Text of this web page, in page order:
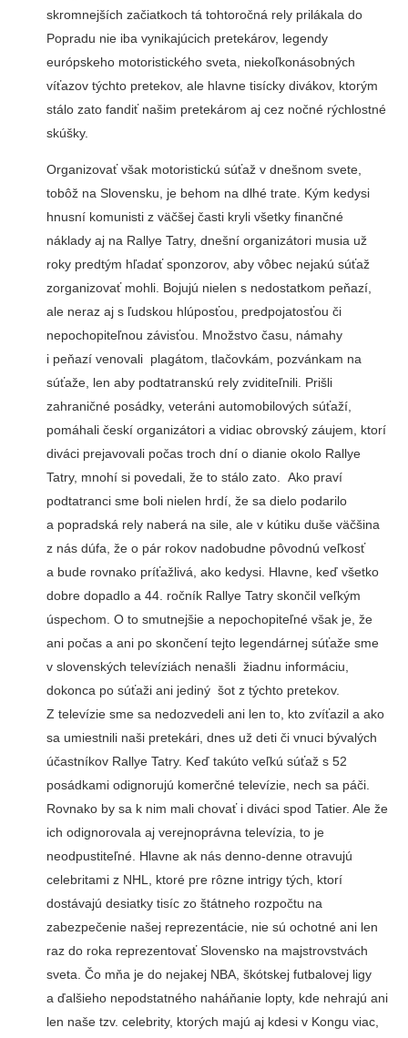
skromnejších začiatkoch tá tohtoročná rely prilákala do
Popradu nie iba vynikajúcich pretekárov, legendy
európskeho motoristického sveta, niekoľkonásobných
víťazov týchto pretekov, ale hlavne tisícky divákov, ktorým
stálo zato fandiť našim pretekárom aj cez nočné rýchlostné
skúšky.
Organizovať však motoristickú súťaž v dnešnom svete,
tobôž na Slovensku, je behom na dlhé trate. Kým kedysi
hnusní komunisti z väčšej časti kryli všetky finančné
náklady aj na Rallye Tatry, dnešní organizátori musia už
roky predtým hľadať sponzorov, aby vôbec nejakú súťaž
zorganizovať mohli. Bojujú nielen s nedostatkom peňazí,
ale neraz aj s ľudskou hlúposťou, predpojatosťou či
nepochopiteľnou závisťou. Množstvo času, námahy
i peňazí venovali plagátom, tlačovkám, pozvánkam na
súťaže, len aby podtatranskú rely zviditeľnili. Prišli
zahraničné posádky, veteráni automobilových súťaží,
pomáhali českí organizátori a vidiac obrovský záujem, ktorí
diváci prejavovali počas troch dní o dianie okolo Rallye
Tatry, mnohí si povedali, že to stálo zato. Ako praví
podtatranci sme boli nielen hrdí, že sa dielo podarilo
a popradská rely naberá na sile, ale v kútiku duše väčšina
z nás dúfa, že o pár rokov nadobudne pôvodnú veľkosť
a bude rovnako príťažlivá, ako kedysi. Hlavne, keď všetko
dobre dopadlo a 44. ročník Rallye Tatry skončil veľkým
úspechom. O to smutnejšie a nepochopiteľné však je, že
ani počas a ani po skončení tejto legendárnej súťaže sme
v slovenských televíziách nenašli žiadnu informáciu,
dokonca po súťaži ani jediný šot z týchto pretekov.
Z televízie sme sa nedozvedeli ani len to, kto zvíťazil a ako
sa umiestnili naši pretekári, dnes už deti či vnuci bývalých
účastníkov Rallye Tatry. Keď takúto veľkú súťaž s 52
posádkami odignorujú komerčné televízie, nech sa páči.
Rovnako by sa k nim mali chovať i diváci spod Tatier. Ale že
ich odignorovala aj verejnoprávna televízia, to je
neodpustiteľné. Hlavne ak nás denno-denne otravujú
celebritami z NHL, ktoré pre rôzne intrigy tých, ktorí
dostávajú desiatky tisíc zo štátneho rozpočtu na
zabezpečenie našej reprezentácie, nie sú ochotné ani len
raz do roka reprezentovať Slovensko na majstrovstvách
sveta. Čo mňa je do nejakej NBA, škótskej futbalovej ligy
a ďalšieho nepodstatného naháňanie lopty, kde nehrajú ani
len naše tzv. celebrity, ktorých majú aj kdesi v Kongu viac,